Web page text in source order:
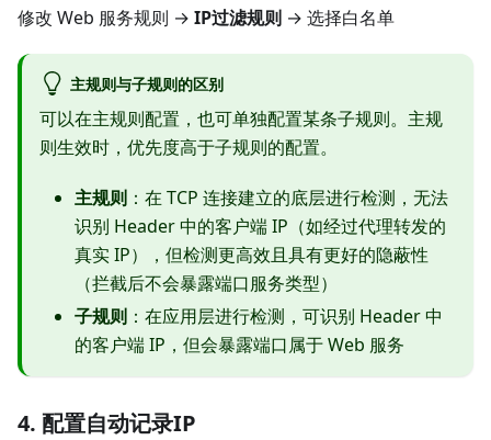
修改 Web 服务规则 → IP过滤规则 → 选择白名单
主规则与子规则的区别
可以在主规则配置，也可单独配置某条子规则。主规
则生效时，优先度高于子规则的配置。
主规则 ：在 TCP 连接建立的底层进行检测，无法
识别 Header 中的客户端 IP（如经过代理转发的
真实 IP），但检测更高效且具有更好的隐蔽性
（拦截后不会暴露端口服务类型）
子规则 ：在应用层进行检测，可识别 Header 中
的客户端 IP，但会暴露端口属于 Web 服务
4. 配置自动记录IP